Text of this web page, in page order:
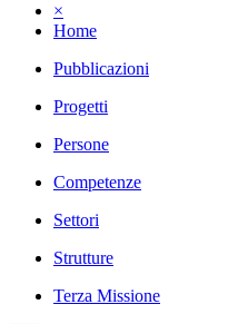
×
Home
Pubblicazioni
Progetti
Persone
Competenze
Settori
Strutture
Terza Missione